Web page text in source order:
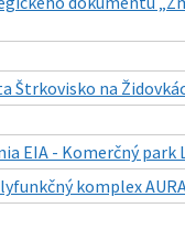
Štrkovisko na
EIA - Komerčný park
komplex